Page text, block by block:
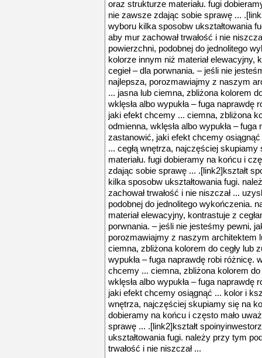
oraz strukturze materiału. fugi
nie zawsze zdając sobie sprawę ...
wyboru kilka sposobw ukształtowania
aby mur zachował trwałość i nie
powierzchni, podobnej do jednolitego
kolorze innym niż materiał elewacyjny,
cegieł – dla porwnania. – jeśli nie
najlepsza, porozmawiajmy z naszym
... jasna lub ciemna, zbliżona kolorem
wklęsła albo wypukła – fuga
jaki efekt chcemy ... ciemna, zbliżona
odmienna, wklęsła albo wypukła –
zastanowić, jaki efekt chcemy
... cegłą wnętrza, najczęściej
materiału. fugi dobieramy na końcu i
zdając sobie sprawę ... .[link2]kształt
kilka sposobw ukształtowania fugi.
zachował trwałość i nie niszczał ...
podobnej do jednolitego wykończenia.
materiał elewacyjny, kontrastuje z
porwnania. – jeśli nie jesteśmy pewni,
porozmawiajmy z naszym architektem
ciemna, zbliżona kolorem do cegły lub
wypukła – fuga naprawdę robi różnicę.
chcemy ... ciemna, zbliżona kolorem do
wklęsła albo wypukła – fuga
jaki efekt chcemy osiągnąć ... kolor i
wnętrza, najczęściej skupiamy się na
dobieramy na końcu i często mało
sprawę ... .[link2]kształt
ukształtowania fugi. należy przy tym
trwałość i nie niszczał ...